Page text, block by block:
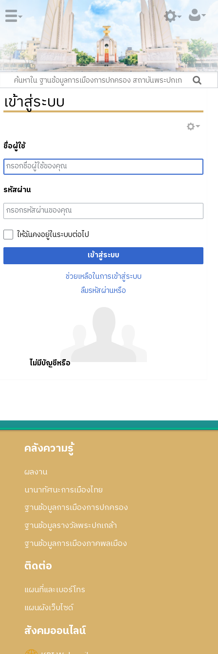
เข้าสู่ระบบ
ชื่อผู้ใช้
รหัสผ่าน
ให้ฉันคงอยู่ในระบบต่อไป
เข้าสู่ระบบ
ช่วยเหลือในการเข้าสู่ระบบ
ลืมรหัสผ่านหรือ
ไม่มีบัญชีหรือ
คลังความรู้
ผลงาน
นานาทัศนะการเมืองไทย
ฐานข้อมูลการเมืองการปกครอง
ฐานข้อมูลรางวัลพระปกเกล้า
ฐานข้อมูลการเมืองภาคพลเมือง
ติดต่อ
แผนที่และเบอร์โทร
แผนผังเว็บไซด์
สังคมออนไลน์